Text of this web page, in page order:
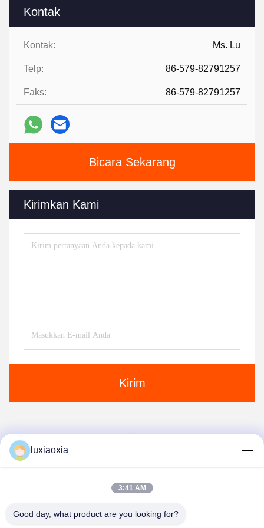
Kontak
Kontak: Ms. Lu
Telp: 86-579-82791257
Faks: 86-579-82791257
Bicara Sekarang
Kirimkan Kami
Kirim
luxiaoxia
3:41 AM
Good day, what product are you looking for?